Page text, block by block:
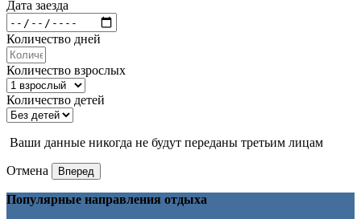
Дата заезда
Количество дней
Количество взрослых
Количество детей
Ваши данные никогда не будут переданы третьим лицам
Отмена Вперед
Популярные направления отдыха